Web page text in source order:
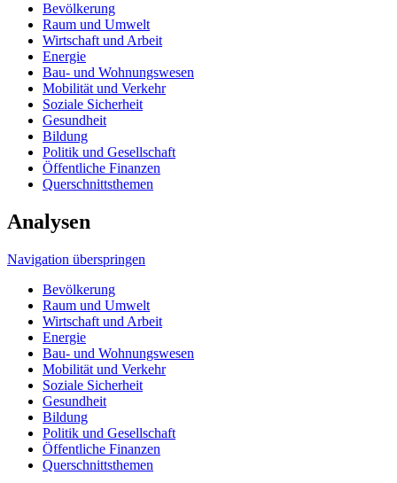
Bevölkerung
Raum und Umwelt
Wirtschaft und Arbeit
Energie
Bau- und Wohnungswesen
Mobilität und Verkehr
Soziale Sicherheit
Gesundheit
Bildung
Politik und Gesellschaft
Öffentliche Finanzen
Querschnittsthemen
Analysen
Navigation überspringen
Bevölkerung
Raum und Umwelt
Wirtschaft und Arbeit
Energie
Bau- und Wohnungswesen
Mobilität und Verkehr
Soziale Sicherheit
Gesundheit
Bildung
Politik und Gesellschaft
Öffentliche Finanzen
Querschnittsthemen